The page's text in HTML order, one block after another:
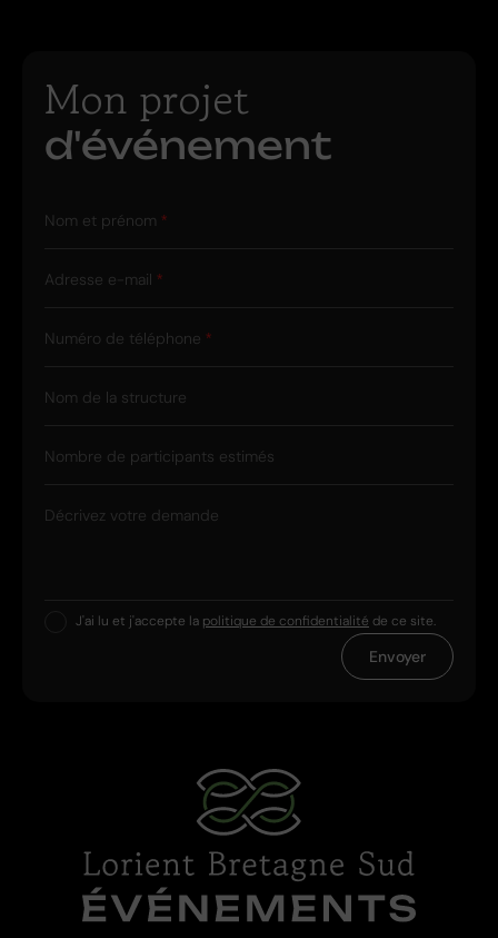
Mon projet
d'événement
Nom et prénom
Adresse e-mail
Numéro de téléphone
Nom de la structure
Nombre de participants estimés
Décrivez votre demande
J'ai lu et j'accepte la politique de confidentialité de ce site.
Envoyer